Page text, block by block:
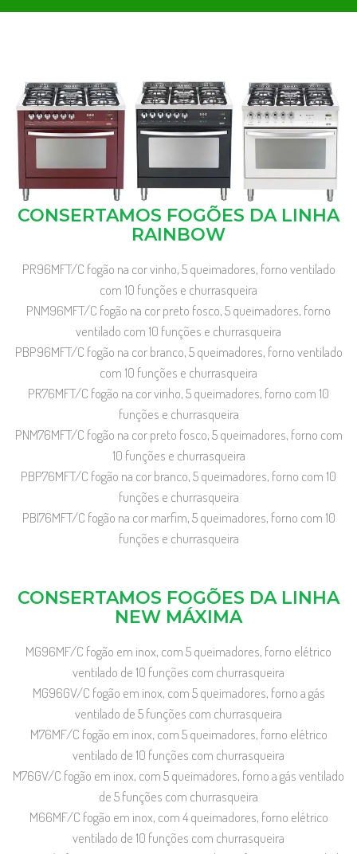
CONSERTAMOS FOGÕES DA LINHA
RAINBOW
PR96MFT/C fogão na cor vinho, 5 queimadores, forno ventilado
com 10 funções e churrasqueira
PNM96MFT/C fogão na cor preto fosco, 5 queimadores, forno
ventilado com 10 funções e churrasqueira
PBP96MFT/C fogão na cor branco, 5 queimadores, forno ventilado
com 10 funções e churrasqueira
PR76MFT/C fogão na cor vinho, 5 queimadores, forno com 10
funções e churrasqueira
PNM76MFT/C fogão na cor preto fosco, 5 queimadores, forno com
10 funções e churrasqueira
PBP76MFT/C fogão na cor branco, 5 queimadores, forno com 10
funções e churrasqueira
PBI76MFT/C fogão na cor marfim, 5 queimadores, forno com 10
funções e churrasqueira
CONSERTAMOS FOGÕES DA LINHA
NEW MÁXIMA
MG96MF/C fogão em inox, com 5 queimadores, forno elétrico
ventilado de 10 funções com churrasqueira
MG96GV/C fogão em inox, com 5 queimadores, forno a gás
ventilado de 5 funções com churrasqueira
M76MF/C fogão em inox, com 5 queimadores, forno elétrico
ventilado de 10 funções com churrasqueira
M76GV/C fogão em inox, com 5 queimadores, forno a gás ventilado
de 5 funções com churrasqueira
M66MF/C fogão em inox, com 4 queimadores, forno elétrico
ventilado de 10 funções com churrasqueira